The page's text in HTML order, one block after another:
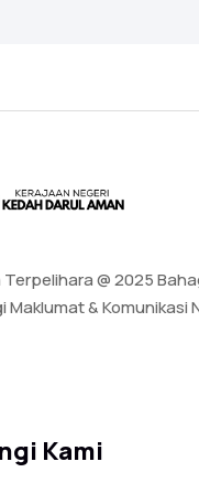
@ 2025
Maklumat & Komunikasi
Kami